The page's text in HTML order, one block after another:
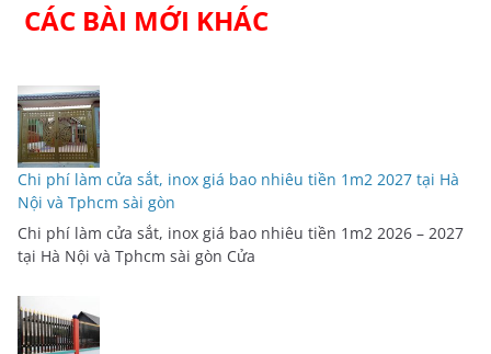
CÁC BÀI MỚI KHÁC
Chi phí làm cửa sắt, inox giá bao nhiêu tiền 1m2 2027 tại Hà
Nội và Tphcm sài gòn
Chi phí làm cửa sắt, inox giá bao nhiêu tiền 1m2 2026 – 2027
tại Hà Nội và Tphcm sài gòn Cửa